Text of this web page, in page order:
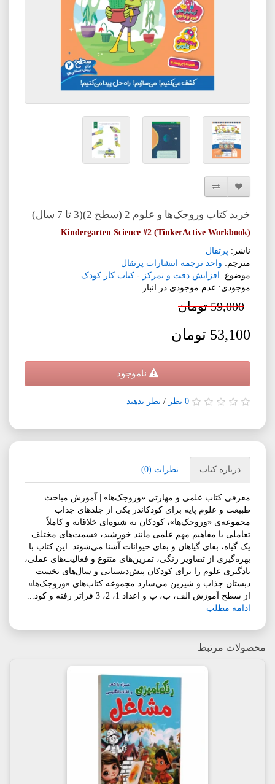
افزودن به لیست دلخواه
مقایسه این محصول
خرید کتاب وروجک‌ها و علوم 2 (سطح 2)(3 تا 7 سال)
Kindergarten Science #2 (TinkerActive Workbook)
ناشر: پرتقال
مترجم: واحد ترجمه انتشارات پرتقال
موضوع:
افزایش دقت و تمرکز - کتاب کار کودک
موجودی: عدم موجودی در انبار
59,000 تومان
53,100 تومان
ناموجود
0 نظر / نظر بدهید
درباره کتاب نظرات (0)
معرفی کتاب علمی و مهارتی «وروجک‌ها» | آموزش مباحث
طبیعت و علوم پایه برای کودکاندر یکی از جلدهای جذاب
مجموعه‌ی «وروجک‌ها»، کودکان به شیوه‌ای خلاقانه و کاملاً
تعاملی با مفاهیم مهم علمی مانند خورشید، قسمت‌های مختلف
یک گیاه، بقای گیاهان و بقای حیوانات آشنا می‌شوند. این کتاب با
بهره‌گیری از تصاویر رنگی، تمرین‌های متنوع و فعالیت‌های عملی،
یادگیری علوم را برای کودکان پیش‌دبستانی و سال‌های نخست
دبستان جذاب و شیرین می‌سازد.مجموعه کتاب‌های «وروجک‌ها»
از سطح آموزش الف، ب، پ و اعداد 1، 2، 3 فراتر رفته و کود...
ادامه مطلب
محصولات مرتبط